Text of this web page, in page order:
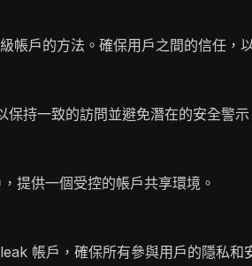
帳戶的方法。確保用戶之間的信任，
持一致的訪問並避免潛在的安全警示
提供一個受控的帳戶共享環境。
帳戶，確保所有參與用戶的隱私和